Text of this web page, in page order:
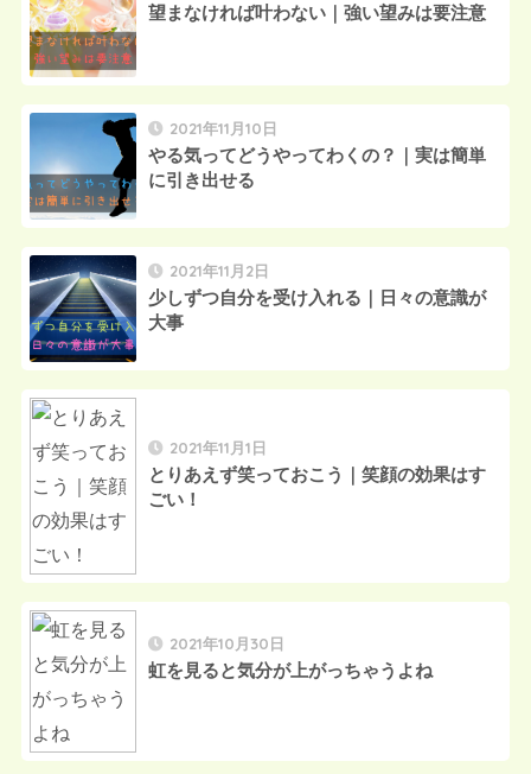
望まなければ叶わない｜強い望みは要注意
2021年11月10日
やる気ってどうやってわくの？｜実は簡単
に引き出せる
2021年11月2日
少しずつ自分を受け入れる｜日々の意識が
大事
2021年11月1日
とりあえず笑っておこう｜笑顔の効果はす
ごい！
2021年10月30日
虹を見ると気分が上がっちゃうよね